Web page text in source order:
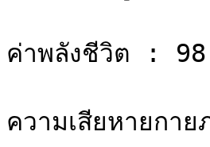
ค่าพลังชีวิต : 98
ความเสียหายก